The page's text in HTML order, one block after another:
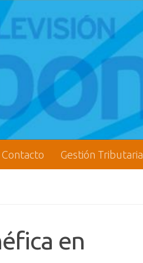
Contacto Gestión Tributaria
en